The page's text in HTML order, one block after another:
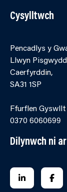
Cysylltwch
Pencadlys y
Llwyn
Caerfyrddin,
SA31 1SP
Ffurflen
0370 6060699
Dilynwch ni
FOLLOW